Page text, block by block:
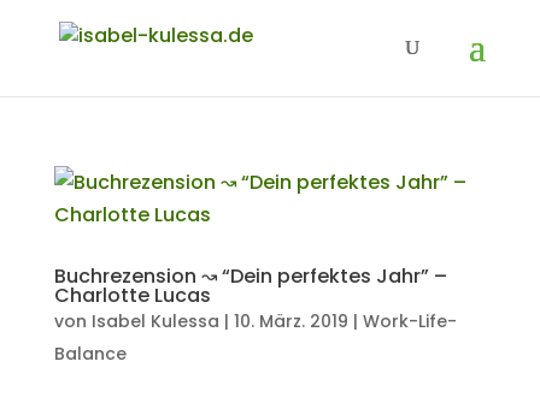
Buchrezension ↝ “Dein perfektes Jahr” –
Charlotte Lucas
von Isabel Kulessa | 10. März. 2019 | Work-Life-
Balance